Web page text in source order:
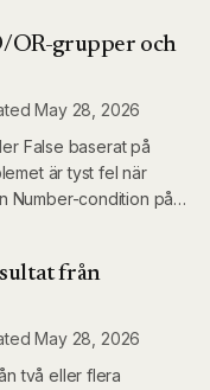
OR-grupper och
May 28, 2026
False baserat på
är tyst fel när
Number-condition på
från
May 28, 2026
två eller flera